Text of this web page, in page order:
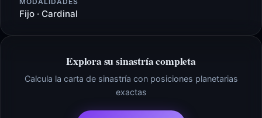
Fijo · Cardinal
Explora su sinastría completa
Calcula la carta de sinastría con posiciones planetarias
exactas